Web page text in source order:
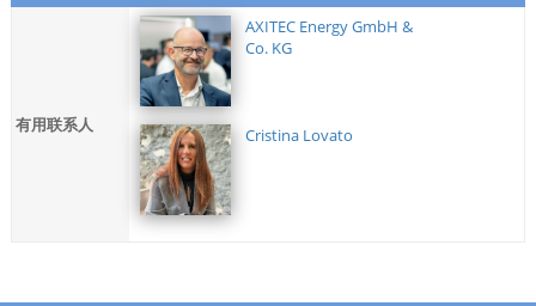
有用联系人
AXITEC Energy GmbH &
Co. KG
Cristina Lovato